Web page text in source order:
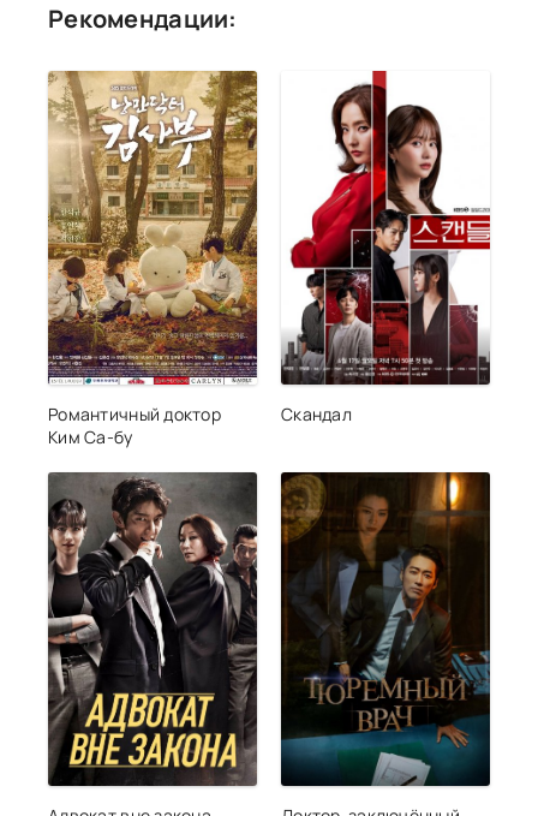
Рекомендации:
Романтичный доктор
Ким Са-бу
Скандал